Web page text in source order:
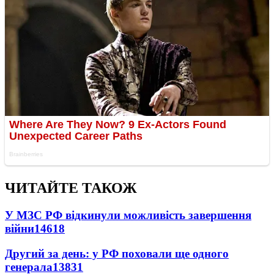
ЧИТАЙТЕ ТАКОЖ
У МЗС РФ відкинули можливість завершення
війни14618
Другий за день: у РФ поховали ще одного
генерала13831